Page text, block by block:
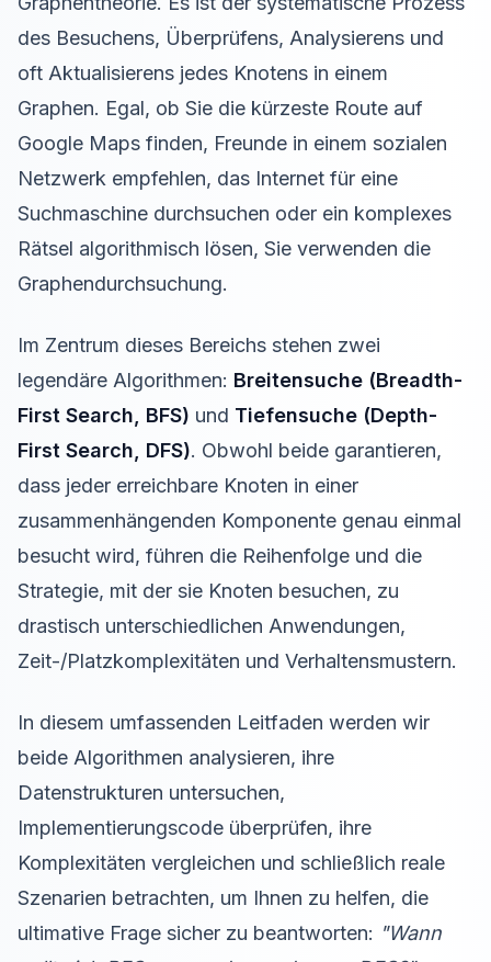
des Besuchens, Überprüfens, Analysierens und
oft Aktualisierens jedes Knotens in einem
Graphen. Egal, ob Sie die kürzeste Route auf
Google Maps finden, Freunde in einem sozialen
Netzwerk empfehlen, das Internet für eine
Suchmaschine durchsuchen oder ein komplexes
Rätsel algorithmisch lösen, Sie verwenden die
Graphendurchsuchung.
Im Zentrum dieses Bereichs stehen zwei
legendäre Algorithmen: Breitensuche (Breadth-
First Search, BFS) und Tiefensuche (Depth-
First Search, DFS). Obwohl beide garantieren,
dass jeder erreichbare Knoten in einer
zusammenhängenden Komponente genau einmal
besucht wird, führen die Reihenfolge und die
Strategie, mit der sie Knoten besuchen, zu
drastisch unterschiedlichen Anwendungen,
Zeit-/Platzkomplexitäten und Verhaltensmustern.
In diesem umfassenden Leitfaden werden wir
beide Algorithmen analysieren, ihre
Datenstrukturen untersuchen,
Implementierungscode überprüfen, ihre
Komplexitäten vergleichen und schließlich reale
Szenarien betrachten, um Ihnen zu helfen, die
ultimative Frage sicher zu beantworten: "Wann